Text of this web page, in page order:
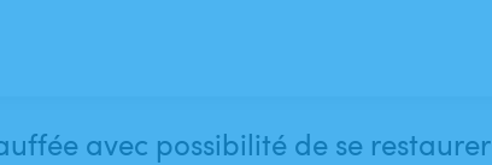
avec possibilité de se restaurer